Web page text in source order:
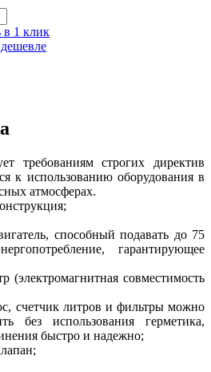
в 1 клик
требованиям строгих директив
к использованию оборудования в
атмосферах.
способный подавать до 75
гарантирующее
совместимость
счетчик литров и фильтры можно
без использования герметика,
быстро и надежно;